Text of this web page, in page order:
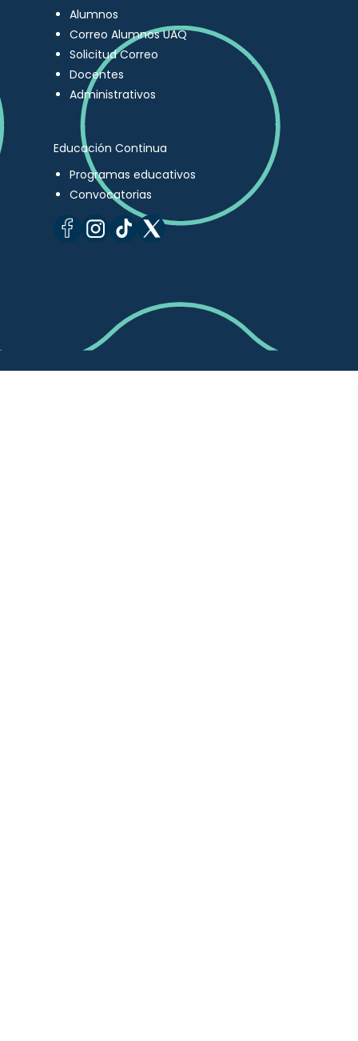
Alumnos
Correo Alumnos UAQ
Solicitud Correo
Docentes
Administrativos
Educación Continua
Programas educativos
Convocatorias